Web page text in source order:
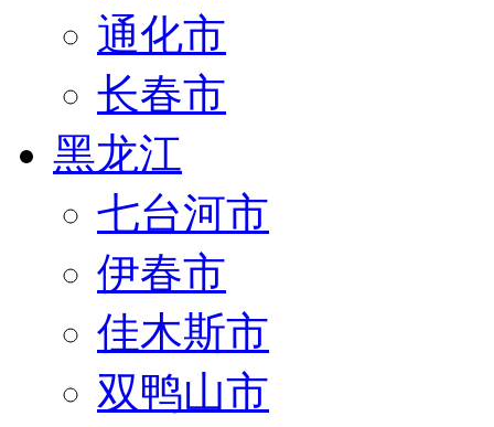
通化市
长春市
黑龙江
七台河市
伊春市
佳木斯市
双鸭山市